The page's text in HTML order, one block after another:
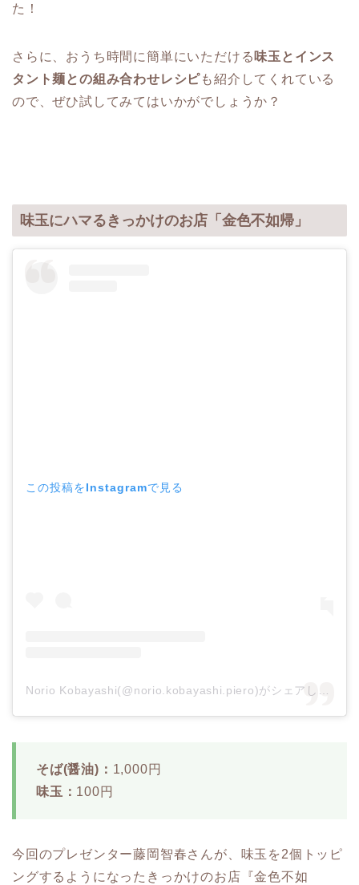
た！
さらに、おうち時間に簡単にいただける 味玉とインス
タント麺との組み合わせレシピも紹介してくれている
ので、ぜひ試してみてはいかがでしょうか？
味玉にハマるきっかけのお店「金色不如帰」
この投稿をInstagramで見る
そば(醤油)： 1,000円
味玉： 100円
今回のプレゼンター藤岡智春さんが、味玉を2個トッピ
ングするようになったきっかけのお店『金色不如